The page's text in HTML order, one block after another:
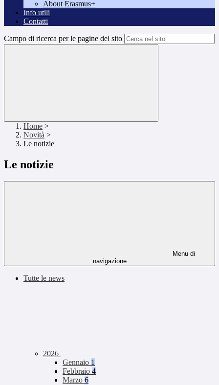
About Erasmus+
Info utili
Contatti
Campo di ricerca per le pagine del sito
Home >
Novità >
Le notizie
Le notizie
Menu di
navigazione
Tutte le news
2026
Gennaio 1
Febbraio 4
Marzo 6